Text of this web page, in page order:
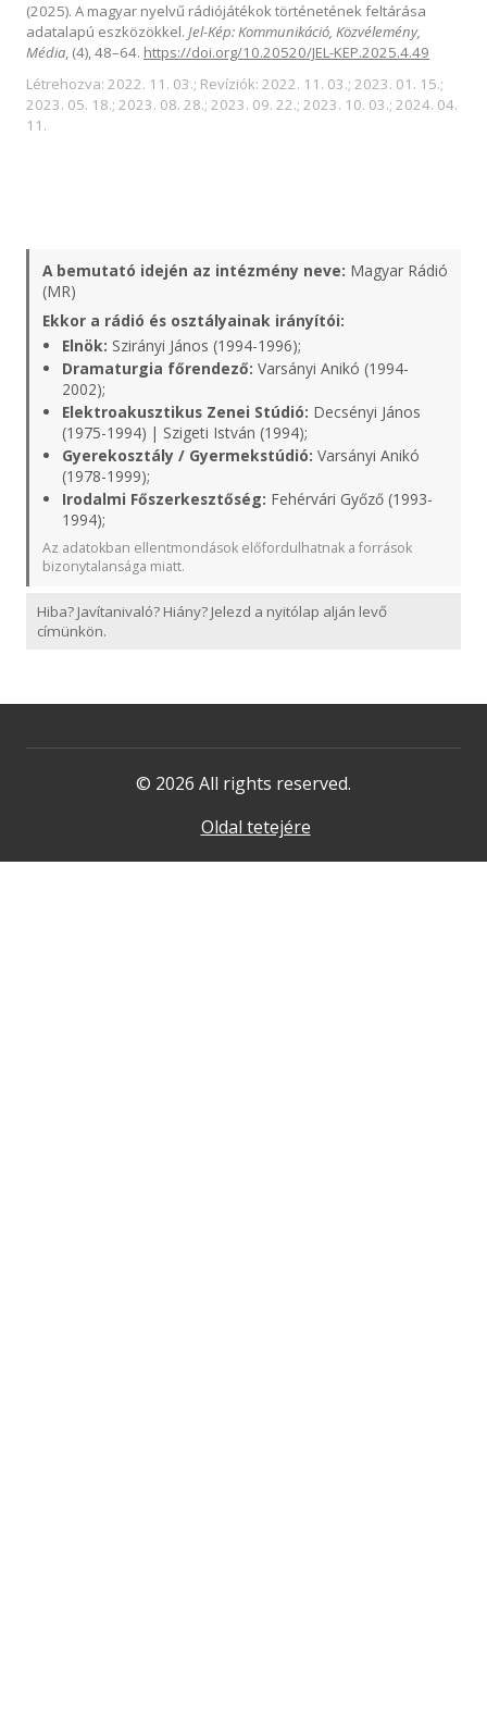
(2025). A magyar nyelvű rádiójátékok történetének feltárása
adatalapú eszközökkel. Jel-Kép: Kommunikáció, Közvélemény,
Média, (4), 48–64. https://doi.org/10.20520/JEL-KEP.2025.4.49
Létrehozva: 2022. 11. 03.; Revíziók: 2022. 11. 03.; 2023. 01. 15.;
2023. 05. 18.; 2023. 08. 28.; 2023. 09. 22.; 2023. 10. 03.; 2024. 04.
11.
A bemutató idején az intézmény neve: Magyar Rádió
(MR)
Ekkor a rádió és osztályainak irányítói:
Elnök: Szirányi János (1994-1996);
Dramaturgia főrendező: Varsányi Anikó (1994-
2002);
Elektroakusztikus Zenei Stúdió: Decsényi János
(1975-1994) | Szigeti István (1994);
Gyerekosztály / Gyermekstúdió: Varsányi Anikó
(1978-1999);
Irodalmi Főszerkesztőség: Fehérvári Győző (1993-
1994);
Az adatokban ellentmondások előfordulhatnak a források
bizonytalansága miatt.
Hiba? Javítanivaló? Hiány? Jelezd a nyitólap alján levő
címünkön.
© 2026 All rights reserved.
Oldal tetejére